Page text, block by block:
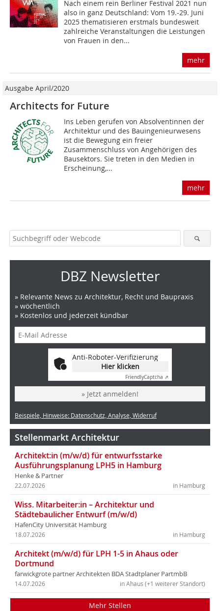
Nach einem rein Berliner Festival 2021 nun
also in ganz Deutschland: Vom 19.-29. Juni
2025 thematisieren erstmals bundesweit
zahlreiche Veranstaltungen die Leistungen
von Frauen in den...
mehr
Ausgabe April/2020
Architects for Future
Ins Leben gerufen von Absolventinnen der
Architektur und des Bauingenieurwesens
ist die Bewegung ein freier
Zusammenschluss von Angehörigen des
Bausektors. Sie treten in den Medien in
Erscheinung,...
mehr
DBZ Newsletter
» Relevante News zu Architektur, Recht und Baupraxis
» wöchentlich
» Kostenlos und jederzeit kündbar
Anti-Roboter-Verifizierung
Hier klicken
FriendlyCaptcha ⇗
» Jetzt anmelden!
Beispiele, Hinweise: Datenschutz, Analyse, Widerruf
Stellenmarkt Architektur
Architekt:in (m/w/d) für entwurfsstarke
Ausführungsplanung LPH5 in Hamburg
Henke & Partner
in Hamburg
22.07.2026
Wiss. Mitarbeiter:in – Architektur und
Städtebaulicher Entwurf (m/w/d)
HafenCity Universität Hamburg
in Hamburg
18.07.2026
Architekt (m/w/d) für LPH 1-5 in Ahaus oder
Dortmund
farwickgrote partner Architekten BDA Stadtplaner PartmbB
in Ahaus (+1 weiterer Standort)
14.07.2026
Mehr Stellen